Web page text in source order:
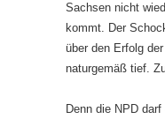
Sachsen nicht
kommt. Der
über den Erfolg
naturgemäß tief.
Denn die NPD